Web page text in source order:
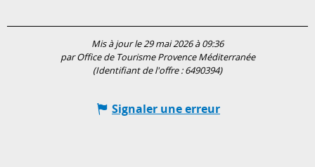
Mis à jour le 29 mai 2026 à 09:36
par Office de Tourisme Provence Méditerranée
(Identifiant de l'offre :6490394)
Signaler une erreur